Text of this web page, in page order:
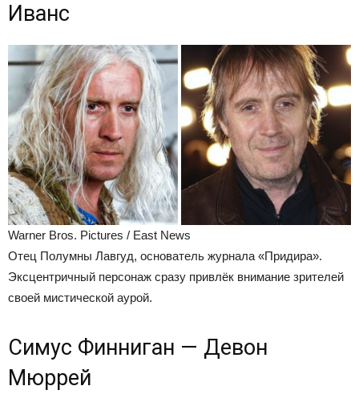
Иванс
Warner Bros. Pictures / East News
Отец Полумны Лавгуд, основатель журнала «Придира».
Эксцентричный персонаж сразу привлёк внимание зрителей
своей мистической аурой.
Симус Финниган — Девон
Мюррей